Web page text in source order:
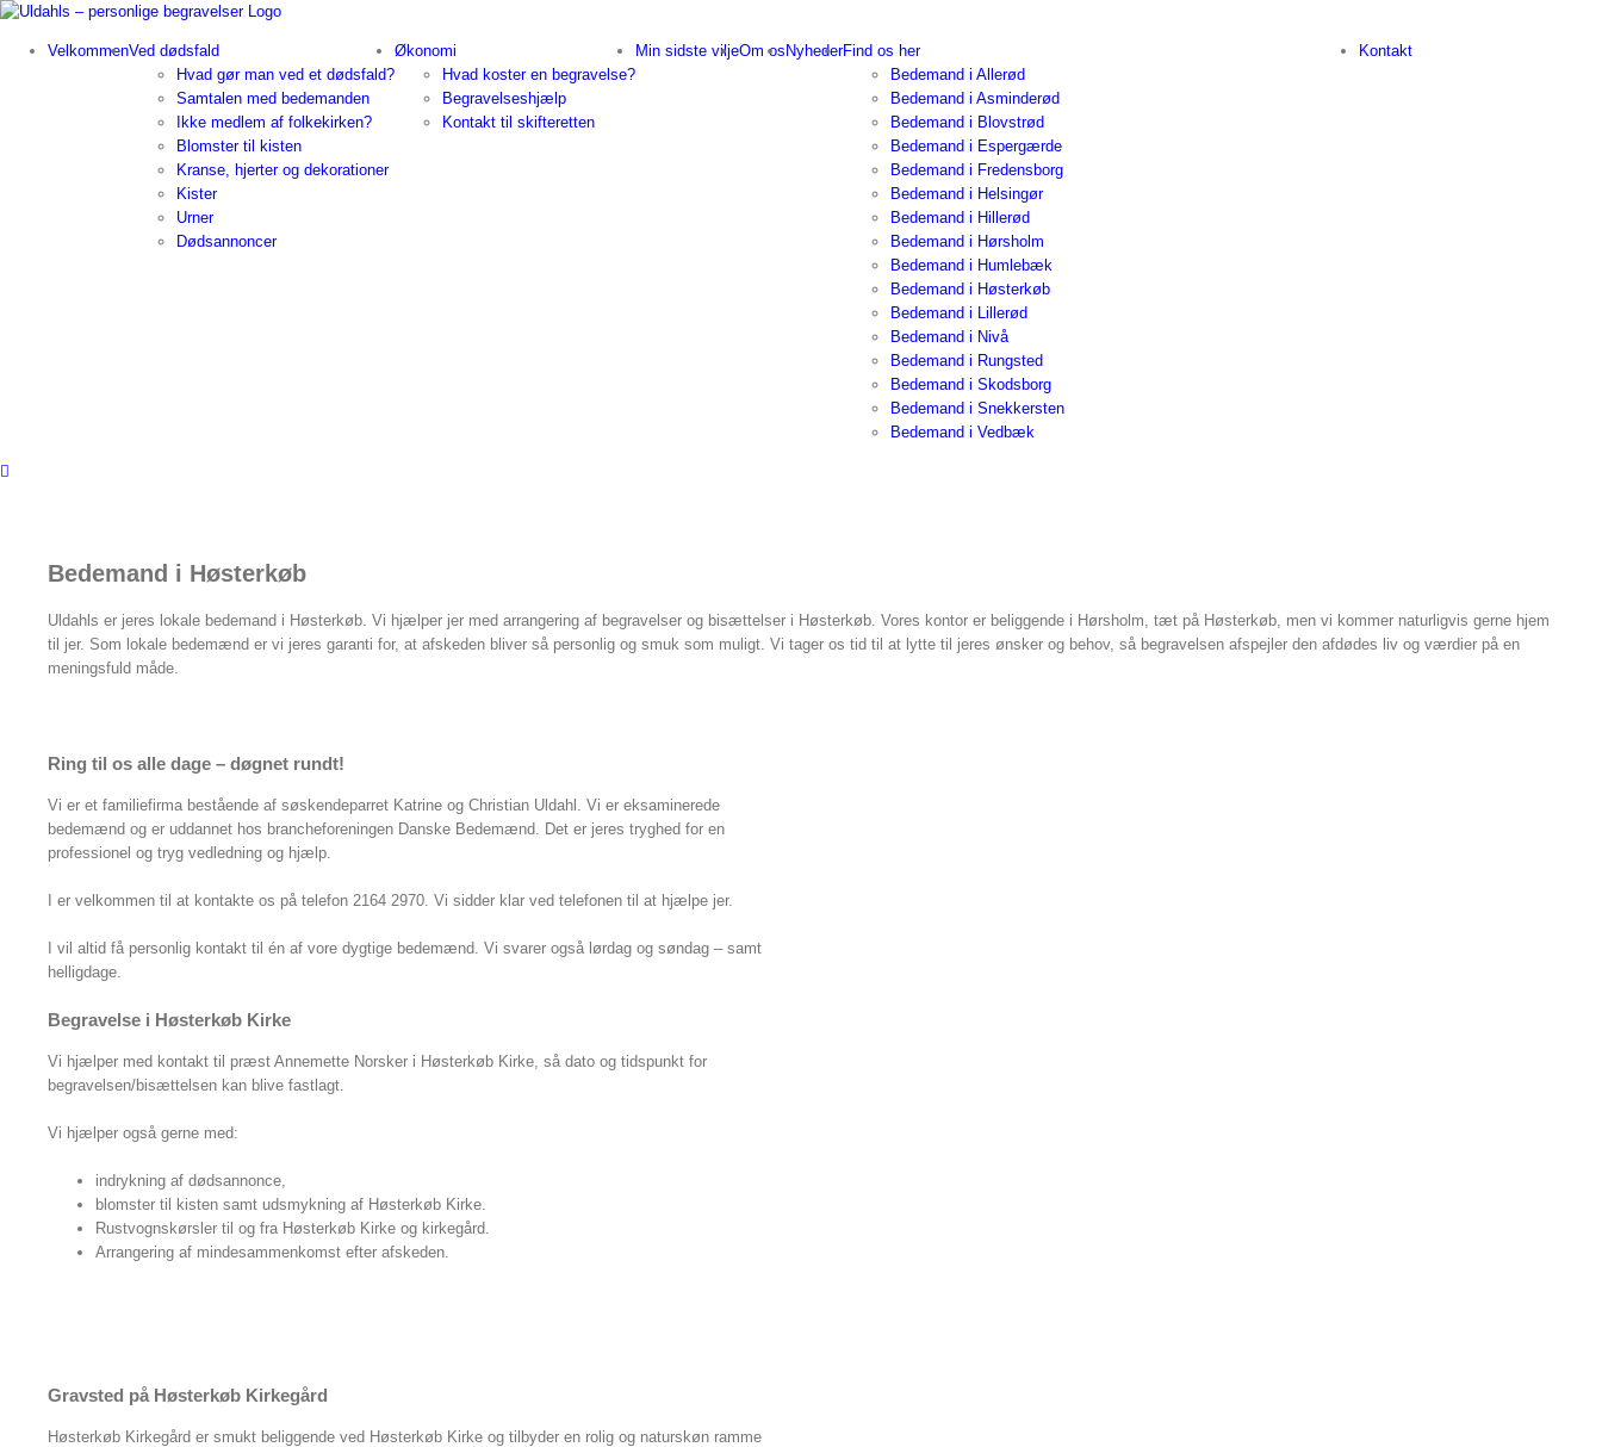
Skip
content VelkommenVed dødsfald
Hvad gør man ved et dødsfald?
Samtalen med bedemanden
Ikke medlem af folkekirken?
Blomster til kisten
Kranse, hjerter og dekorationer
Kister
Urner
Dødsannoncer
Økonomi
Hvad koster en begravelse?
Begravelseshjælp
Kontakt til skifteretten
Min sidste viljeOm os NyhederFind os her
Bedemand i Allerød
Bedemand i Asminderød
Bedemand i Blovstrød
Bedemand i Espergærde
Bedemand i Fredensborg
Bedemand i Helsingør
Bedemand i Hillerød
Bedemand i Hørsholm
Bedemand i Humlebæk
Bedemand i Høsterkøb
Bedemand i Lillerød
Bedemand i Nivå
Bedemand i Rungsted
Bedemand i Skodsborg
Bedemand i Snekkersten
Bedemand i Vedbæk
Kontakt
Bedemand i Høsterkøb
Uldahls er jeres lokale bedemand i Høsterkøb. Vi hjælper jer med arrangering af begravelser og bisættelser i Høsterkøb. Vores kontor er beliggende i Hørsholm, tæt på Høsterkøb, men vi kommer naturligvis gerne hjem
til jer. Som lokale bedemænd er vi jeres garanti for, at afskeden bliver så personlig og smuk som muligt. Vi tager os tid til at lytte til jeres ønsker og behov, så begravelsen afspejler den afdødes liv og værdier på en
meningsfuld måde.
Ring til os alle dage – døgnet rundt!
Vi er et familiefirma bestående af søskendeparret Katrine og Christian Uldahl. Vi er eksaminerede
bedemænd og er uddannet hos brancheforeningen Danske Bedemænd. Det er jeres tryghed for en
professionel og tryg vedledning og hjælp.
I er velkommen til at kontakte os på telefon 2164 2970. Vi sidder klar ved telefonen til at hjælpe jer.
I vil altid få personlig kontakt til én af vore dygtige bedemænd. Vi svarer også lørdag og søndag – samt
helligdage.
Begravelse i Høsterkøb Kirke
Vi hjælper med kontakt til præst Annemette Norsker i Høsterkøb Kirke, så dato og tidspunkt for
begravelsen/bisættelsen kan blive fastlagt.
Vi hjælper også gerne med:
indrykning af dødsannonce,
blomster til kisten samt udsmykning af Høsterkøb Kirke.
Rustvognskørsler til og fra Høsterkøb Kirke og kirkegård.
Arrangering af mindesammenkomst efter afskeden.
Gravsted på Høsterkøb Kirkegård
Høsterkøb Kirkegård er smukt beliggende ved Høsterkøb Kirke og tilbyder en rolig og naturskøn ramme